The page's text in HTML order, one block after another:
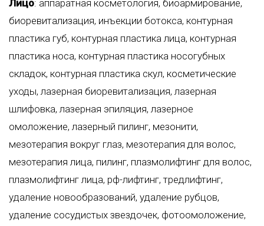
Лицо: аппаратная косметология, биоармирование,
биоревитализация, инъекции ботокса, контурная
пластика губ, контурная пластика лица, контурная
пластика носа, контурная пластика носогубных
складок, контурная пластика скул, косметические
уходы, лазерная биоревитализация, лазерная
шлифовка, лазерная эпиляция, лазерное
омоложение, лазерный пилинг, мезонити,
мезотерапия вокруг глаз, мезотерапия для волос,
мезотерапия лица, пилинг, плазмолифтинг для волос,
плазмолифтинг лица, рф-лифтинг,тредлифтинг,
удаление новообразований, удаление рубцов,
удаление сосудистых звездочек, фотоомоложение,